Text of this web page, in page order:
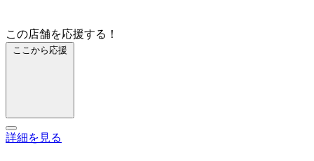
この店舗を応援する！
ここから応援
詳細を見る